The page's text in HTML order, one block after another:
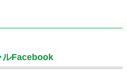
ルFacebook